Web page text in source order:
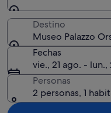
Destino
Museo Palazzo
Fechas
vie., 21 ago. - lun.,
Personas
2 personas, 1